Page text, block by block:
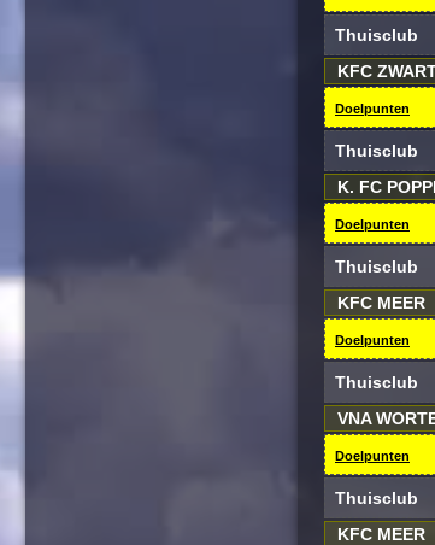
Thuisclub
KFC
Doelpunten
Thuisclub
K. FC
Doelpunten
Thuisclub
KFC MEER
Doelpunten
Thuisclub
VNA
Doelpunten
Thuisclub
KFC MEER